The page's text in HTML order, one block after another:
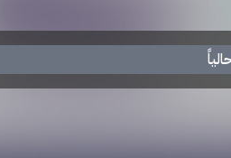
من الجهات المختصة تُطبَّق سياسة
الطبيعية التي تؤدي إلى توقف